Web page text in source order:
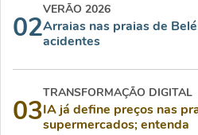
02
VERÃO 2026
Arraias nas praias de
acidentes
03
TRANSFORMAÇÃO DIGITAL
IA já define preços nas
supermercados; entenda